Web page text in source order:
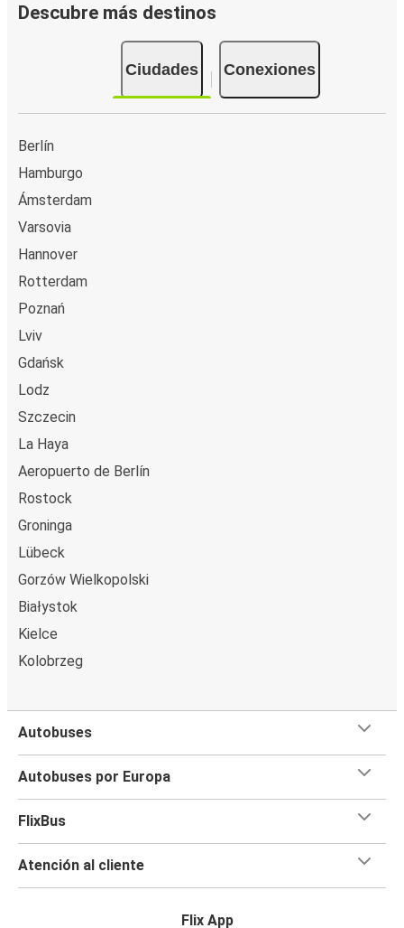
Descubre más destinos
Ciudades Conexiones
Berlín
Hamburgo
Ámsterdam
Varsovia
Hannover
Rotterdam
Poznań
Lviv
Gdańsk
Lodz
Szczecin
La Haya
Aeropuerto de Berlín
Rostock
Groninga
Lübeck
Gorzów Wielkopolski
Białystok
Kielce
Kolobrzeg
Autobuses
Autobuses por Europa
FlixBus
Atención al cliente
Flix App